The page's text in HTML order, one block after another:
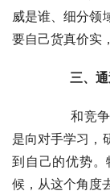
威是谁、细分领
要自己货真价实
三、通
是向对手学习，
到自己的优势
候，从这个角度